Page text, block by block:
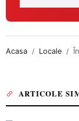
Acasa Locale
ARTICOLE